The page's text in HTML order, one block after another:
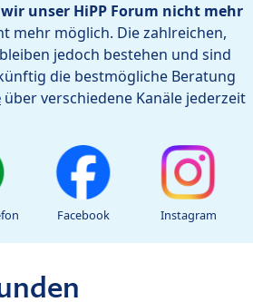
unser HiPP Forum nicht mehr
mehr möglich. Die zahlreichen,
jedoch bestehen und sind
die bestmögliche Beratung
über verschiedene Kanäle jederzeit
Facebook Instagram